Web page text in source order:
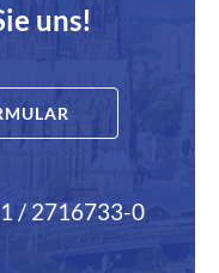
uns!
/ 2716733-0